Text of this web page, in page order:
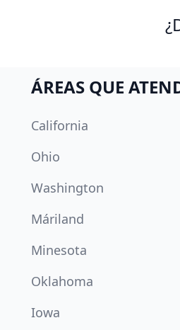
ÁREAS QUE
California
Ohio
Washington
Máriland
Minesota
Oklahoma
Iowa